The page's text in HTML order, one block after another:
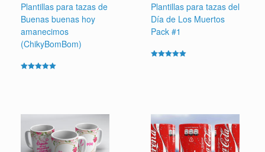
Plantillas para tazas de
Buenas buenas hoy
amanecimos
(ChikyBomBom)
Plantillas para tazas del
Día de Los Muertos
Pack #1